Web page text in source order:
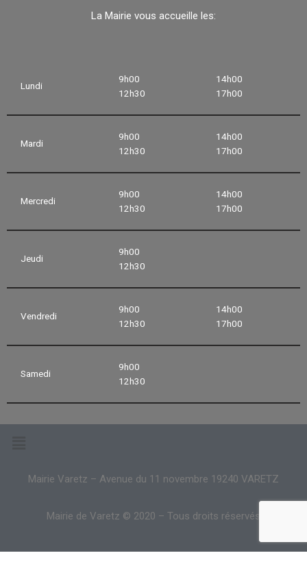
La Mairie vous accueille les:
Lundi
9h00
12h30
14h00
17h00
Mardi
9h00
12h30
14h00
17h00
Mercredi
9h00
12h30
14h00
17h00
Jeudi
9h00
12h30
Vendredi
9h00
12h30
14h00
17h00
Samedi
9h00
12h30
Mairie Varetz – Avenue du 11 novembre 19240 VARETZ
Mairie de Varetz © 2020 – Tous droits réservés